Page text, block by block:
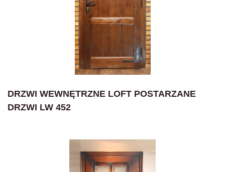
DRZWI WEWNĘTRZNE LOFT POSTARZANE
DRZWI LW 452